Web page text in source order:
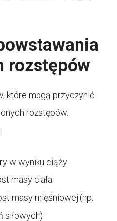
rozstępów
które mogą przyczynić
rozstępów.
w wyniku ciąży
masy ciała
masy mięśniowej (np.
siłowych)